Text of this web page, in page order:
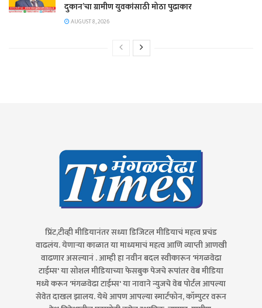
दुकान’चा ग्रामीण युवकांसाठी मोठा पुढाकार
AUGUST 8, 2026
प्रिंट,टीव्ही मीडियानंतर सध्या डिजिटल मीडियाचं महत्व प्रचंड
वाढलंय. येणाऱ्या काळात या माध्यमाचं महत्व आणि व्याप्ती आणखी
वाढणार असल्यानं . आम्ही हा नवीन बदल स्वीकारून 'मंगळवेढा
टाईम्स' या सोशल मीडियाच्या फेसबुक पेजचे रूपांतर वेब मीडिया
मध्ये करून 'मंगळवेढा टाईम्स' या नावाने न्युजचे वेब पोर्टल आपल्या
सेवेत दाखल झालय. येथे आपण आपल्या स्मार्टफोन, कॉम्पुटर वरून